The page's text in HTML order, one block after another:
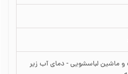
ماشین لباسشویی - دمای آب زیر